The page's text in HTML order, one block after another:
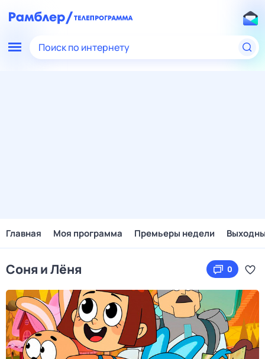
Поиск по интернету
Главная Моя программа Премьеры недели
Соня и Лёня 0